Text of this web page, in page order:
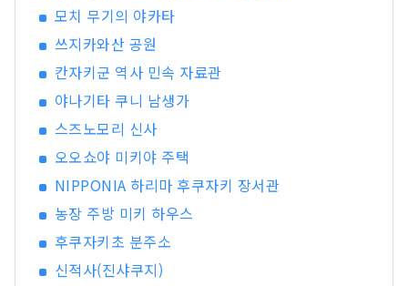
모치 무기의 야카타
쓰지카와산 공원
칸자키군 역사 민속 자료관
야나기타 쿠니 남생가
스즈노모리 신사
오오쇼야 미키야 주택
NIPPONIA 하리마 후쿠자키 장서관
농장 주방 미키 하우스
후쿠자키초 분주소
신적사(진샤쿠지)